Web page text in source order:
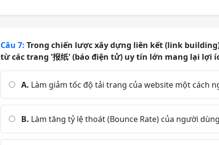
Câu 7: Trong chiến lược xây dựng liên kết (link
từ các trang '报纸' (báo điện tử) uy tín lớn mang lại lợi
A. Làm giảm tốc độ tải trang của website một cách
B. Làm tăng tỷ lệ thoát (Bounce Rate) của người